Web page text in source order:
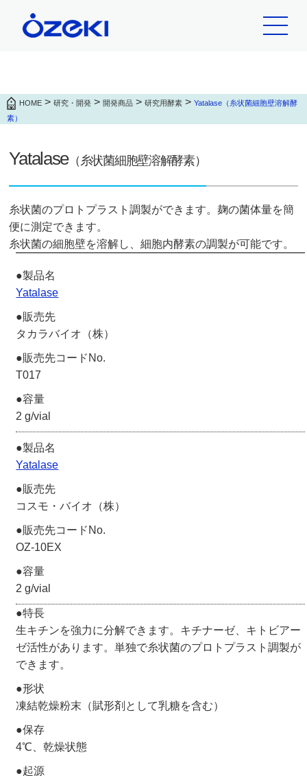
HOME > 研究・開発 > 開発商品 > 研究用酵素 > Yatalase（糸状菌細胞壁溶解酵
素）
Yatalase（糸状菌細胞壁溶解酵素）
糸状菌のプロトプラスト調製ができます。麹の菌体量を簡
便に測定できます。
糸状菌の細胞壁を溶解し、細胞内酵素の調製が可能です。
Yatalase
タカラバイオ（株）
T017
2 g/vial
Yatalase
コスモ・バイオ（株）
OZ-10EX
2 g/vial
特長
生キチンを強力に分解できます。キチナーゼ、キトビアー
ゼ活性があります。単独で糸状菌のプロトプラスト調製が
できます。
形状
凍結乾燥粉末（賦形剤として乳糖を含む）
保存
4℃、乾燥状態
起源